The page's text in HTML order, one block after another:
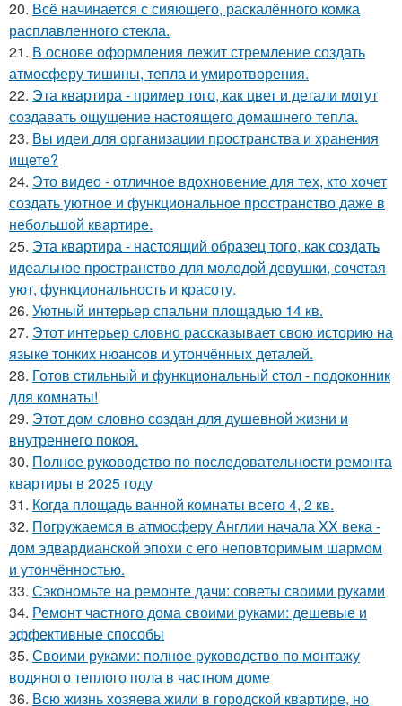
20. Всё начинается с сияющего, раскалённого комка
расплавленного стекла.
21. В основе оформления лежит стремление создать
атмосферу тишины, тепла и умиротворения.
22. Эта квартира - пример того, как цвет и детали могут
создавать ощущение настоящего домашнего тепла.
23. Вы идеи для организации пространства и хранения
ищете?
24. Это видео - отличное вдохновение для тех, кто хочет
создать уютное и функциональное пространство даже в
небольшой квартире.
25. Эта квартира - настоящий образец того, как создать
идеальное пространство для молодой девушки, сочетая
уют, функциональность и красоту.
26. Уютный интерьер спальни площадью 14 кв.
27. Этот интерьер словно рассказывает свою историю на
языке тонких нюансов и утончённых деталей.
28. Готов стильный и функциональный стол - подоконник
для комнаты!
29. Этот дом словно создан для душевной жизни и
внутреннего покоя.
30. Полное руководство по последовательности ремонта
квартиры в 2025 году
31. Когда площадь ванной комнаты всего 4, 2 кв.
32. Погружаемся в атмосферу Англии начала XX века -
дом эдвардианской эпохи с его неповторимым шармом
и утончённостью.
33. Сэкономьте на ремонте дачи: советы своими руками
34. Ремонт частного дома своими руками: дешевые и
эффективные способы
35. Своими руками: полное руководство по монтажу
водяного теплого пола в частном доме
36. Всю жизнь хозяева жили в городской квартире, но